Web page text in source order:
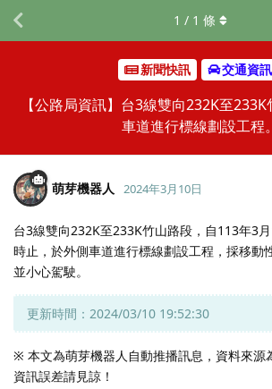
新聞快訊 交通資訊
【公路局資訊】台3線雙向232K至
車道進行標線劃設工程。
1 / 1 條
萌芽機器人 2024年3月10日
台3線雙向232K至233K竹山路段，自113年3
時止，於外側車道進行標線劃設工程，採移動
並小心駕駛。
更新時間：2024/03/10 19:52:30
※ 本文為萌芽機器人自動推播訊息，資料來源
資訊誤差請見諒！